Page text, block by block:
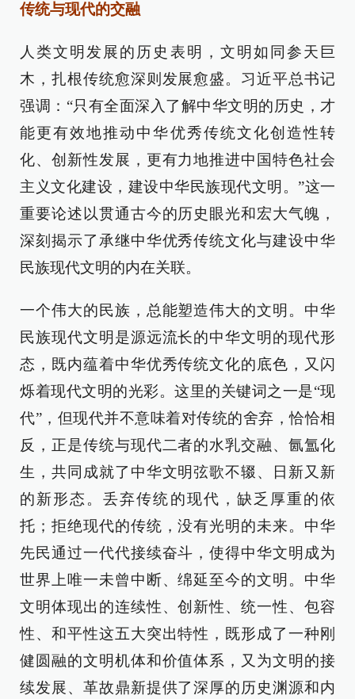
传统与现代的交融
人类文明发展的历史表明，文明如同参天巨
木，扎根传统愈深则发展愈盛。习近平总书记
强调：“只有全面深入了解中华文明的历史，才
能更有效地推动中华优秀传统文化创造性转
化、创新性发展，更有力地推进中国特色社会
主义文化建设，建设中华民族现代文明。”这一
重要论述以贯通古今的历史眼光和宏大气魄，
深刻揭示了承继中华优秀传统文化与建设中华
民族现代文明的内在关联。
一个伟大的民族，总能塑造伟大的文明。中华
民族现代文明是源远流长的中华文明的现代形
态，既内蕴着中华优秀传统文化的底色，又闪
烁着现代文明的光彩。这里的关键词之一是“现
代”，但现代并不意味着对传统的舍弃，恰恰相
反，正是传统与现代二者的水乳交融、氤氲化
生，共同成就了中华文明弦歌不辍、日新又新
的新形态。丢弃传统的现代，缺乏厚重的依
托；拒绝现代的传统，没有光明的未来。中华
先民通过一代代接续奋斗，使得中华文明成为
世界上唯一未曾中断、绵延至今的文明。中华
文明体现出的连续性、创新性、统一性、包容
性、和平性这五大突出特性，既形成了一种刚
健圆融的文明机体和价值体系，又为文明的接
续发展、革故鼎新提供了深厚的历史渊源和内